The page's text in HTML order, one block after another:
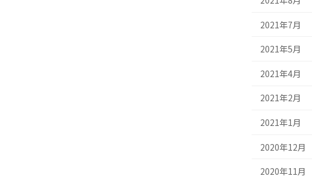
2021年7月
2021年5月
2021年4月
2021年2月
2021年1月
2020年12月
2020年11月